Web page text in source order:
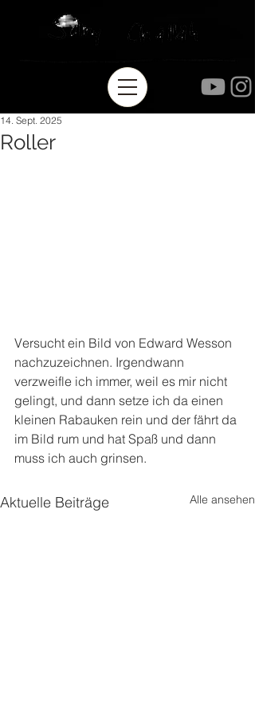
Roller
14. Sept. 2025
Versucht ein Bild von Edward Wesson
nachzuzeichnen. Irgendwann
verzweifle ich immer, weil es mir nicht
gelingt, und dann setze ich da einen
kleinen Rabauken rein und der fährt da
im Bild rum und hat Spaß und dann
muss ich auch grinsen.
Aktuelle Beiträge Alle ansehen